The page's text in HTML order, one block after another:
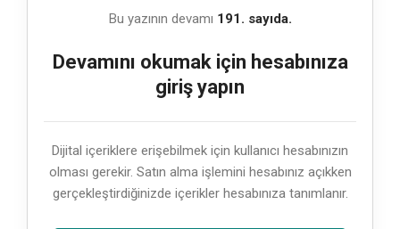
Bu yazının devamı 191. sayıda.
Devamını okumak için hesabınıza
giriş yapın
Dijital içeriklere erişebilmek için kullanıcı hesabınızın
olması gerekir. Satın alma işlemini hesabınız açıkken
gerçekleştirdiğinizde içerikler hesabınıza tanımlanır.